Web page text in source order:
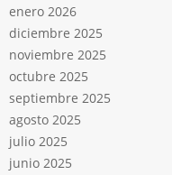
enero 2026
diciembre 2025
noviembre 2025
octubre 2025
septiembre 2025
agosto 2025
julio 2025
junio 2025